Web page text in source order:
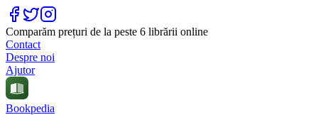
Comparăm prețuri de la peste 6 librării online
Contact
Despre noi
Ajutor
Bookpedia